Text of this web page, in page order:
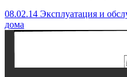
08.02.14 Эксплуатация и
дома